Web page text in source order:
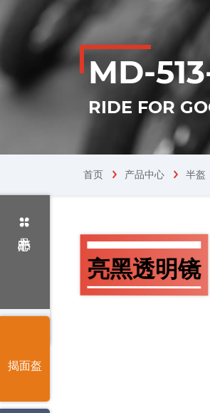
揭面盔
MD-
RIDE FOR
首页 chevron_right
产品中心 半盔
亮黑透明镜